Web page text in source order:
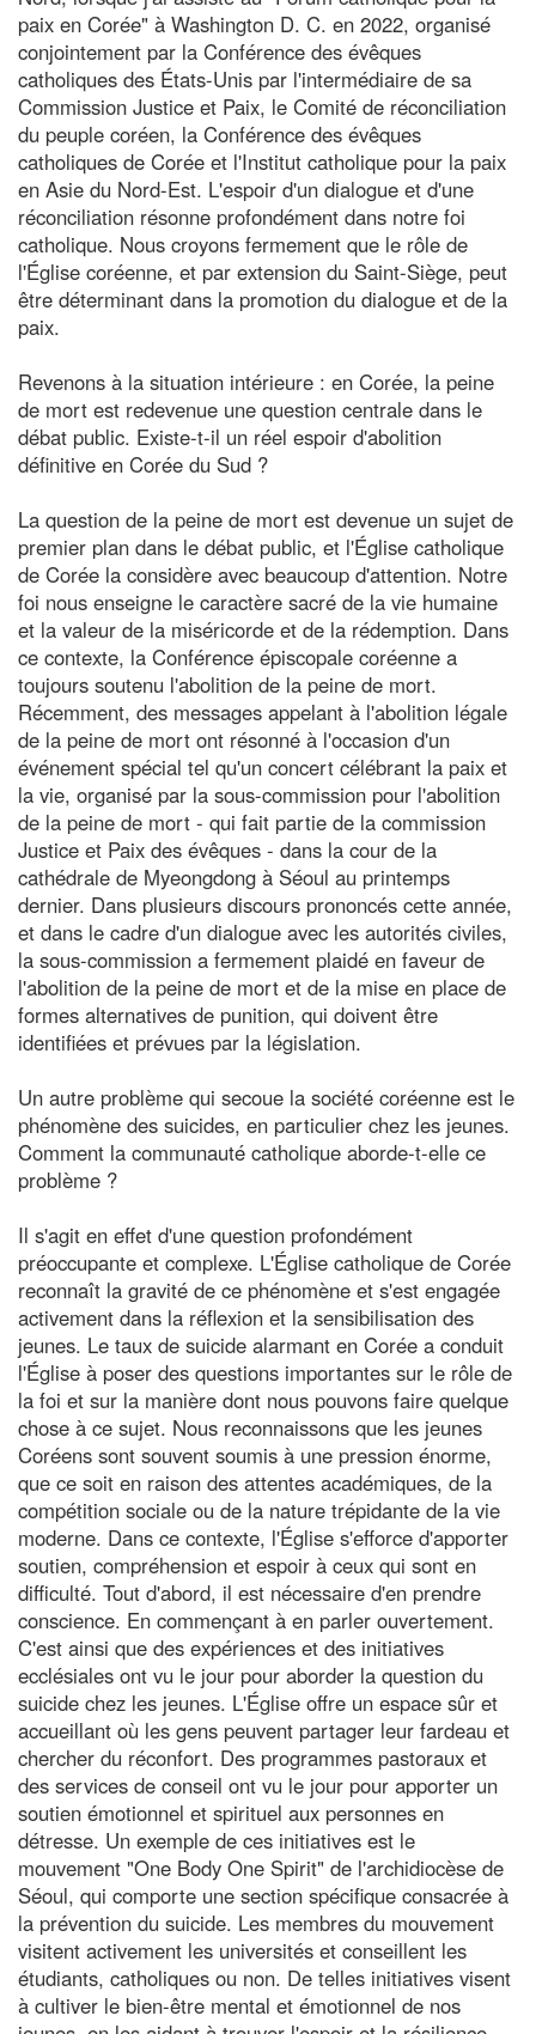
paix en Corée" à Washington D. C. en 2022, organisé
conjointement par la Conférence des évêques
catholiques des États-Unis par l'intermédiaire de sa
Commission Justice et Paix, le Comité de réconciliation
du peuple coréen, la Conférence des évêques
catholiques de Corée et l'Institut catholique pour la paix
en Asie du Nord-Est. L'espoir d'un dialogue et d'une
réconciliation résonne profondément dans notre foi
catholique. Nous croyons fermement que le rôle de
l'Église coréenne, et par extension du Saint-Siège, peut
être déterminant dans la promotion du dialogue et de la
paix.
Revenons à la situation intérieure : en Corée, la peine
de mort est redevenue une question centrale dans le
débat public. Existe-t-il un réel espoir d'abolition
définitive en Corée du Sud ?
La question de la peine de mort est devenue un sujet de
premier plan dans le débat public, et l'Église catholique
de Corée la considère avec beaucoup d'attention. Notre
foi nous enseigne le caractère sacré de la vie humaine
et la valeur de la miséricorde et de la rédemption. Dans
ce contexte, la Conférence épiscopale coréenne a
toujours soutenu l'abolition de la peine de mort.
Récemment, des messages appelant à l'abolition légale
de la peine de mort ont résonné à l'occasion d'un
événement spécial tel qu'un concert célébrant la paix et
la vie, organisé par la sous-commission pour l'abolition
de la peine de mort - qui fait partie de la commission
Justice et Paix des évêques - dans la cour de la
cathédrale de Myeongdong à Séoul au printemps
dernier. Dans plusieurs discours prononcés cette année,
et dans le cadre d'un dialogue avec les autorités civiles,
la sous-commission a fermement plaidé en faveur de
l'abolition de la peine de mort et de la mise en place de
formes alternatives de punition, qui doivent être
identifiées et prévues par la législation.
Un autre problème qui secoue la société coréenne est le
phénomène des suicides, en particulier chez les jeunes.
Comment la communauté catholique aborde-t-elle ce
problème ?
Il s'agit en effet d'une question profondément
préoccupante et complexe. L'Église catholique de Corée
reconnaît la gravité de ce phénomène et s'est engagée
activement dans la réflexion et la sensibilisation des
jeunes. Le taux de suicide alarmant en Corée a conduit
l'Église à poser des questions importantes sur le rôle de
la foi et sur la manière dont nous pouvons faire quelque
chose à ce sujet. Nous reconnaissons que les jeunes
Coréens sont souvent soumis à une pression énorme,
que ce soit en raison des attentes académiques, de la
compétition sociale ou de la nature trépidante de la vie
moderne. Dans ce contexte, l'Église s'efforce d'apporter
soutien, compréhension et espoir à ceux qui sont en
difficulté. Tout d'abord, il est nécessaire d'en prendre
conscience. En commençant à en parler ouvertement.
C'est ainsi que des expériences et des initiatives
ecclésiales ont vu le jour pour aborder la question du
suicide chez les jeunes. L'Église offre un espace sûr et
accueillant où les gens peuvent partager leur fardeau et
chercher du réconfort. Des programmes pastoraux et
des services de conseil ont vu le jour pour apporter un
soutien émotionnel et spirituel aux personnes en
détresse. Un exemple de ces initiatives est le
mouvement "One Body One Spirit" de l'archidiocèse de
Séoul, qui comporte une section spécifique consacrée à
la prévention du suicide. Les membres du mouvement
visitent activement les universités et conseillent les
étudiants, catholiques ou non. De telles initiatives visent
à cultiver le bien-être mental et émotionnel de nos